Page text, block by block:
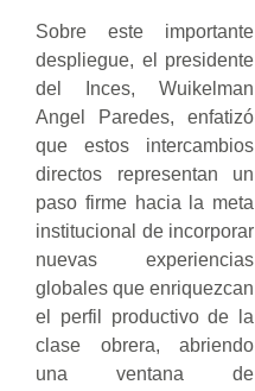
Sobre este importante
despliegue, el presidente
del Inces, Wuikelman
Angel Paredes, enfatizó
que estos intercambios
directos representan un
paso firme hacia la meta
institucional de incorporar
nuevas experiencias
globales que enriquezcan
el perfil productivo de la
clase obrera, abriendo
una ventana de